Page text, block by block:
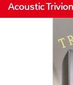
Acoustic Trivion